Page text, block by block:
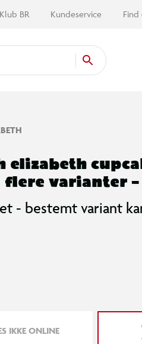
Klub BR Kundeservice Find
elizabeth
flere varianter
- bestemt variant
IKKE ONLINE